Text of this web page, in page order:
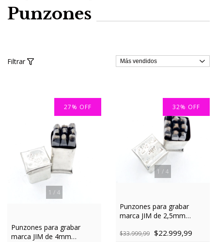
Punzones
Filtrar
1 / 4
27% OFF
Punzones para grabar
marca JIM de 4mm
1 / 4
32% OFF
Punzones para grabar
marca JIM de 2,5mm
$33.999,99 $22.999,99